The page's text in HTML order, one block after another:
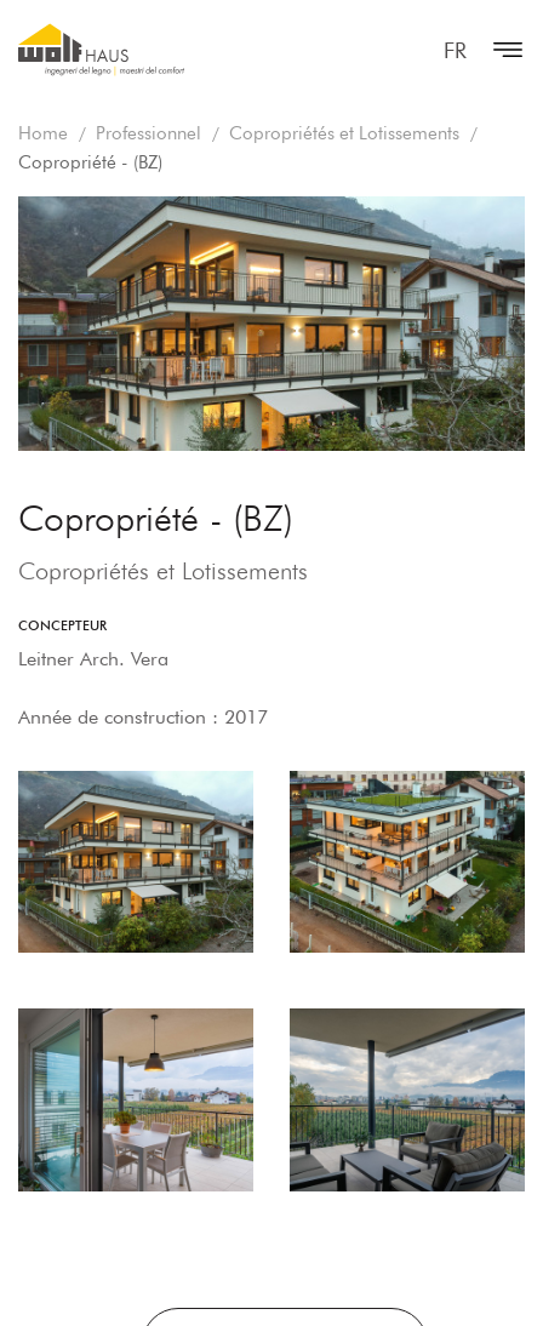
FR
Home Professionnel
Copropriétés et Lotissements
Copropriété - (BZ)
Copropriété - (BZ)
Copropriétés et Lotissements
CONCEPTEUR
Leitner Arch. Vera
Année de construction : 2017